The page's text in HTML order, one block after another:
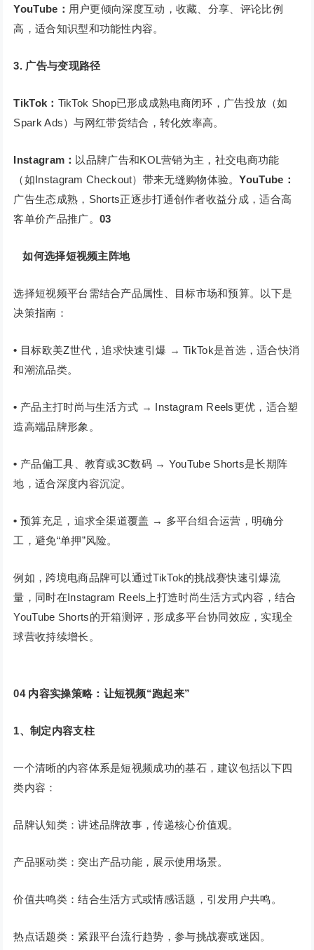
YouTube： 用户更倾向深度互动，收藏、分享、评论比例
高，适合知识型和功能性内容。
3. 广告与变现路径
TikTok： TikTok Shop已形成成熟电商闭环，广告投放（如
Spark Ads）与网红带货结合，转化效率高。
Instagram： 以品牌广告和KOL营销为主，社交电商功能
（如Instagram Checkout）带来无缝购物体验。YouTube：
广告生态成熟，Shorts正逐步打通创作者收益分成，适合高
客单价产品推广。 03
如何选择短视频主阵地
选择短视频平台需结合产品属性、目标市场和预算。以下是
决策指南：
• 目标欧美Z世代，追求快速引爆 → TikTok是首选，适合快消
和潮流品类。
• 产品主打时尚与生活方式 → Instagram Reels更优，适合塑
造高端品牌形象。
• 产品偏工具、教育或3C数码 → YouTube Shorts是长期阵
地，适合深度内容沉淀。
•预算充足，追求全渠道覆盖 → 多平台组合运营，明确分
工，避免“单押”风险。
例如，跨境电商品牌可以通过TikTok的挑战赛快速引爆流
量，同时在Instagram Reels上打造时尚生活方式内容，结合
YouTube Shorts的开箱测评，形成多平台协同效应，实现全
球营收持续增长。
04 内容实操策略：让短视频“跑起来”
1、制定内容支柱
一个清晰的内容体系是短视频成功的基石，建议包括以下四
类内容：
品牌认知类：讲述品牌故事，传递核心价值观。
产品驱动类：突出产品功能，展示使用场景。
价值共鸣类：结合生活方式或情感话题，引发用户共鸣。
热点话题类：紧跟平台流行趋势，参与挑战赛或迷因。